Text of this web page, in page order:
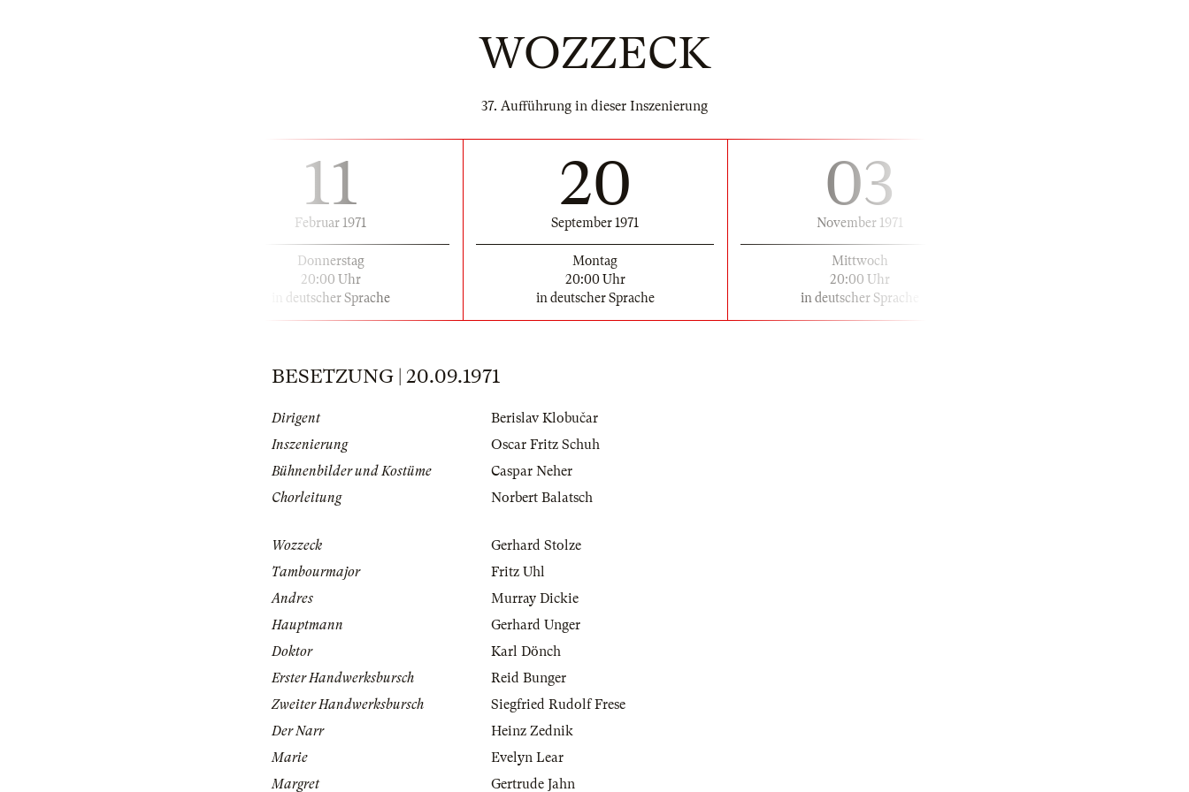
WOZZECK
37. Aufführung in dieser Inszenierung
11
Februar 1971
Donnerstag
20:00 Uhr
in deutscher Sprache
20
September 1971
Montag
20:00 Uhr
in deutscher Sprache
03
November 1971
Mittwoch
20:00 Uhr
in deutscher Sprache
BESETZUNG | 20.09.1971
Dirigent
Berislav Klobučar
Inszenierung
Oscar Fritz Schuh
Bühnenbilder und Kostüme
Caspar Neher
Chorleitung
Norbert Balatsch
Wozzeck
Gerhard Stolze
Tambourmajor
Fritz Uhl
Andres
Murray Dickie
Hauptmann
Gerhard Unger
Doktor
Karl Dönch
Erster Handwerksbursch
Reid Bunger
Zweiter Handwerksbursch
Siegfried Rudolf Frese
Der Narr
Heinz Zednik
Marie
Evelyn Lear
Margret
Gertrude Jahn